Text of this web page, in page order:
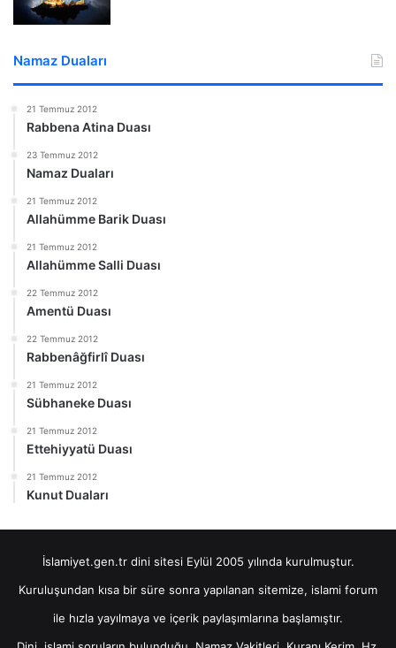
Namaz Duaları
21 Temmuz 2012
Rabbena Atina Duası
23 Temmuz 2012
Namaz Duaları
21 Temmuz 2012
Allahümme Barik Duası
21 Temmuz 2012
Allahümme Salli Duası
22 Temmuz 2012
Amentü Duası
22 Temmuz 2012
Rabbenâğfirlî Duası
21 Temmuz 2012
Sübhaneke Duası
21 Temmuz 2012
Ettehiyyatü Duası
21 Temmuz 2012
Kunut Duaları
İslamiyet.gen.tr dini sitesi Eylül 2005 yılında kurulmuştur.
Kuruluşundan kısa bir süre sonra yapılanan sitemize, islami forum
ile hızla yayılmaya ve içerik paylaşımlarına başlamıştır.